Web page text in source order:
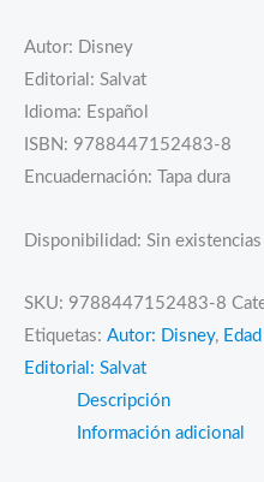
Autor: Disney
Editorial: Salvat
Idioma: Español
ISBN: 9788447152483-8
Encuadernación: Tapa dura
Disponibilidad: Sin existencias
SKU: 9788447152483-8
Etiquetas: Autor: Disney,
Editorial: Salvat
Descripción
Información adicional